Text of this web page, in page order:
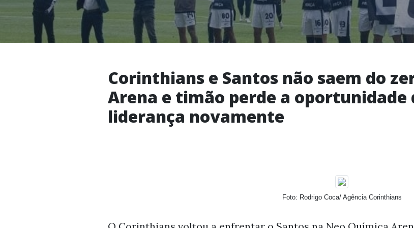
Corinthians e Santos não saem do
Arena e timão perde a oportunidade
liderança novamente
Foto: Rodrigo Coca/ Agência Corinthians